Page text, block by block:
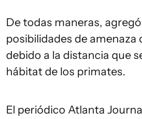
De todas maneras,
posibilidades de
debido a la distancia que
hábitat de los primates.
El periódico Atlanta